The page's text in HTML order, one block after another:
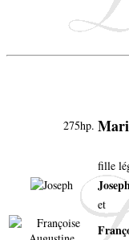
275hp.
fille
et